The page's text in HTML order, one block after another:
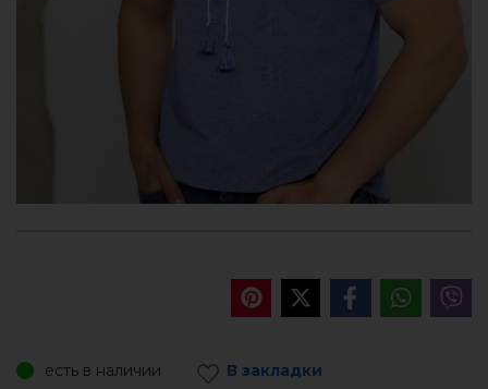
есть в наличии В закладки